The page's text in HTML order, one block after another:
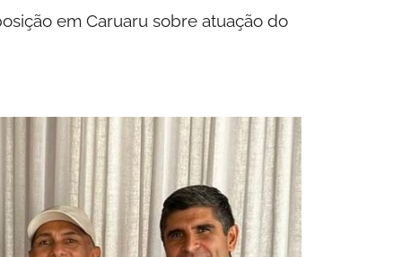
em Caruaru sobre atuação do